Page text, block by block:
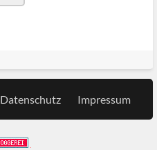
Datenschutz Impressum